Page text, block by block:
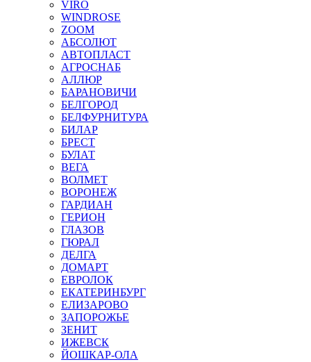
VIRO
WINDROSE
ZOOM
АБСОЛЮТ
АВТОПЛАСТ
АГРОСНАБ
АЛЛЮР
БАРАНОВИЧИ
БЕЛГОРОД
БЕЛФУРНИТУРА
БИЛАР
БРЕСТ
БУЛАТ
ВЕГА
ВОЛМЕТ
ВОРОНЕЖ
ГАРДИАН
ГЕРИОН
ГЛАЗОВ
ГЮРАЛ
ДЕЛГА
ДОМАРТ
ЕВРОЛОК
ЕКАТЕРИНБУРГ
ЕЛИЗАРОВО
ЗАПОРОЖЬЕ
ЗЕНИТ
ИЖЕВСК
ЙОШКАР-ОЛА